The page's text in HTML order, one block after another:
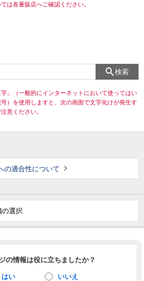
は各量販店へご確認ください。
検索
」（一般的にインターネットにおいて使ってはい
）を使用しますと、次の画面で文字化けが発生す
意ください。
の適合性について
の選択
の情報は役に立ちましたか？
はい いいえ